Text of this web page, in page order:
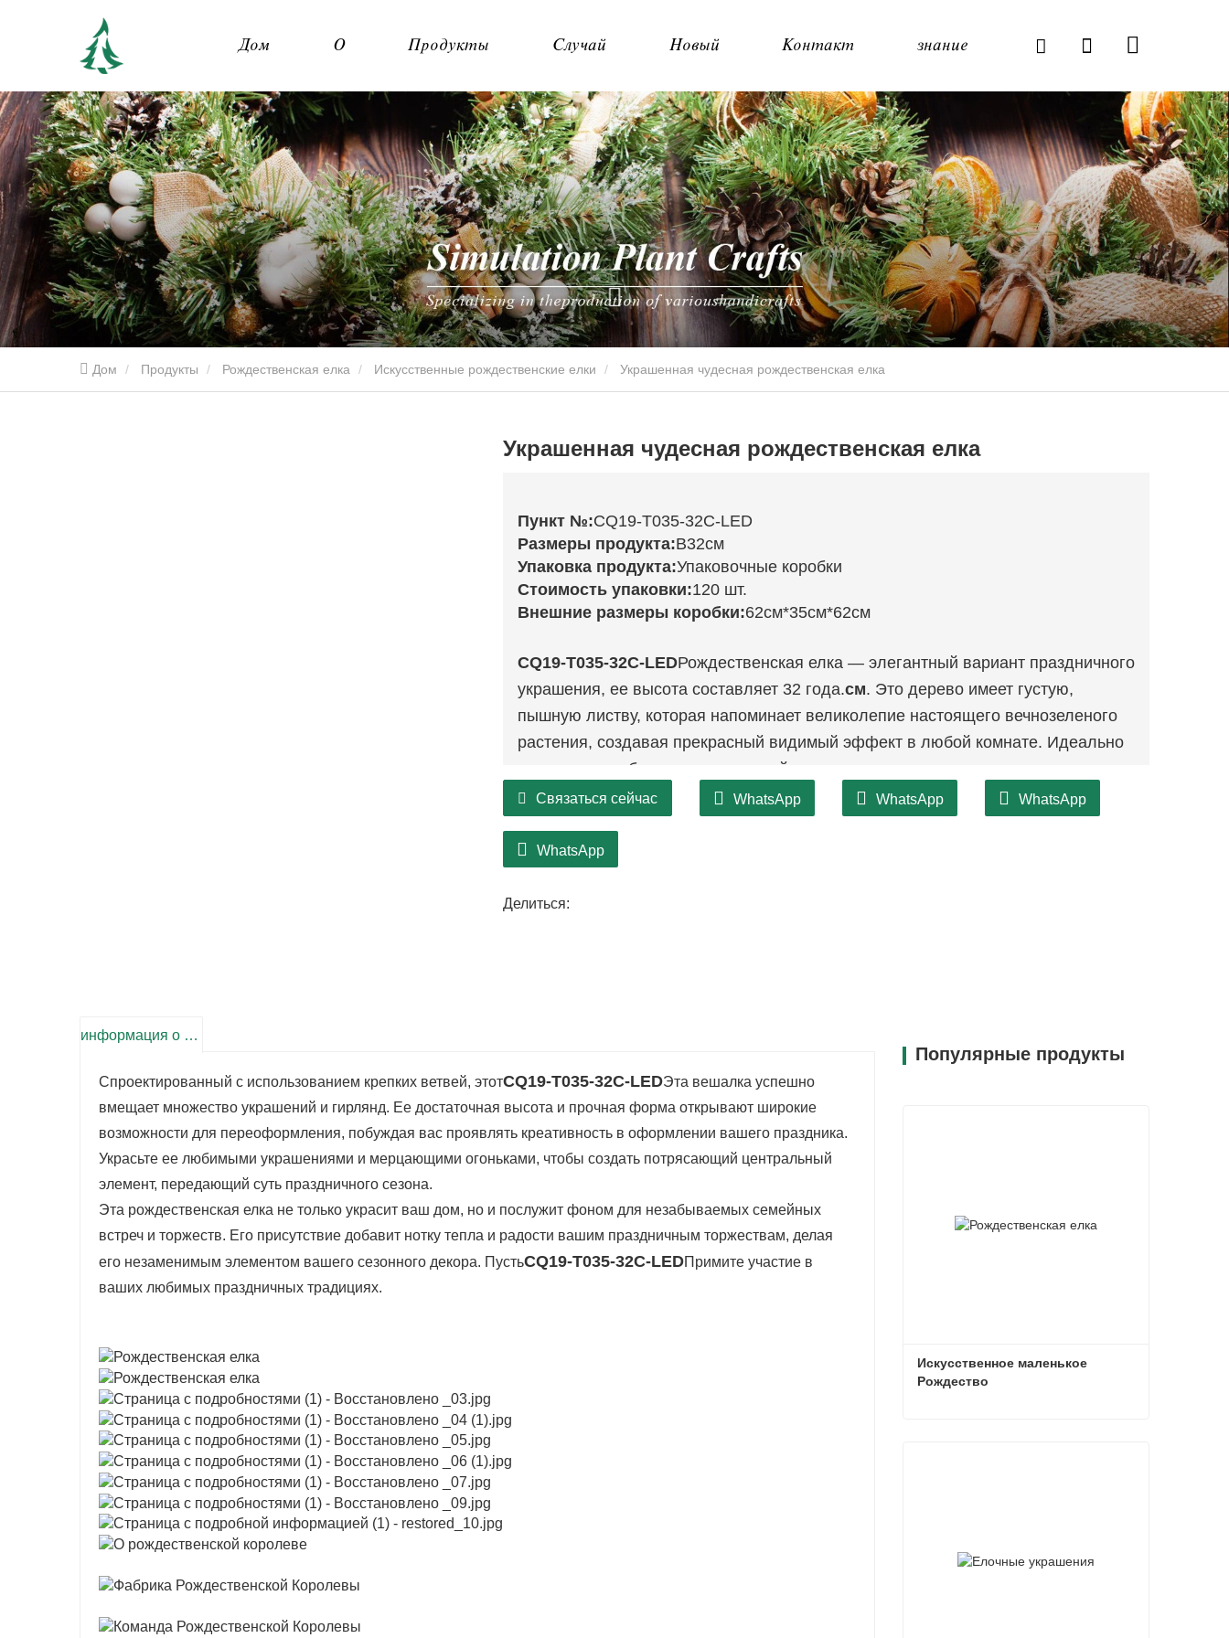
Дом О Продукты Случай Новый Контакт знание
Дом Продукты Рождественская елка Искусственные рождественские елки Украшенная чудесная рождественская елка
Украшенная чудесная рождественская елка
Пункт №:CQ19-T035-32C-LED
Размеры продукта:В32см
Упаковка продукта:Упаковочные коробки
Стоимость упаковки:120 шт.
Внешние размеры коробки:62см*35см*62см
CQ19-T035-32C-LEDРождественская елка — элегантный вариант праздничного
украшения, ее высота составляет 32 года.см. Это дерево имеет густую,
пышную листву, которая напоминает великолепие настоящего вечнозеленого
растения, создавая прекрасный видимый эффект в любой комнате. Идеально
подходит для больших помещений, его можно разместить в жилых
помещениях, столовых или прихожих, где им смогут восхищаться как
домочадцы, так и друзья.
Связаться сейчас WhatsApp WhatsApp WhatsApp
WhatsApp
Делиться:
информация о продукте
Спроектированный с использованием крепких ветвей, этотCQ19-T035-32C-LEDЭта вешалка успешно
вмещает множество украшений и гирлянд. Ее достаточная высота и прочная форма открывают широкие
возможности для переоформления, побуждая вас проявлять креативность в оформлении вашего праздника.
Украсьте ее любимыми украшениями и мерцающими огоньками, чтобы создать потрясающий центральный
элемент, передающий суть праздничного сезона.
Эта рождественская елка не только украсит ваш дом, но и послужит фоном для незабываемых семейных
встреч и торжеств. Его присутствие добавит нотку тепла и радости вашим праздничным торжествам, делая
его незаменимым элементом вашего сезонного декора. ПустьCQ19-T035-32C-LEDПримите участие в
ваших любимых праздничных традициях.
Популярные продукты
Искусственное маленькое
Рождество